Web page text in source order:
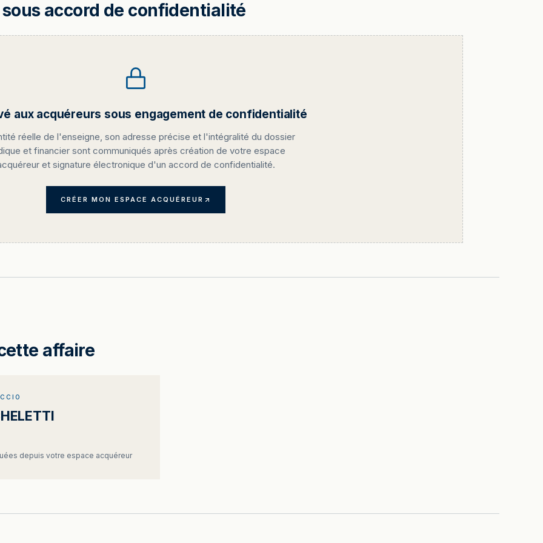
accord de confidentialité
aux acquéreurs sous engagement de confidentialité
réelle de l'enseigne, son adresse précise et l'intégralité du dossier
et financier sont communiqués après création de votre espace
et signature électronique d'un accord de confidentialité.
CRÉER MON ESPACE ACQUÉREUR
affaire
depuis votre espace acquéreur